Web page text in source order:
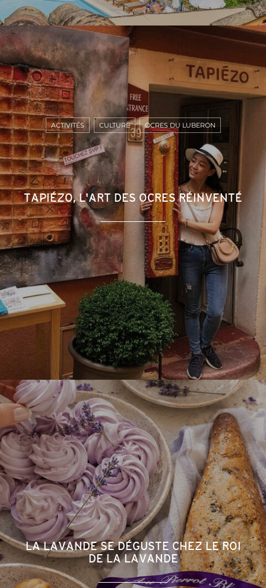
TAPIÉZO, L'ART DES OCRES RÉINVENTÉ
ACTIVITÉS CULTURE OCRES DU LUBERON
LA LAVANDE SE DÉGUSTE CHEZ LE ROI
DE LA LAVANDE